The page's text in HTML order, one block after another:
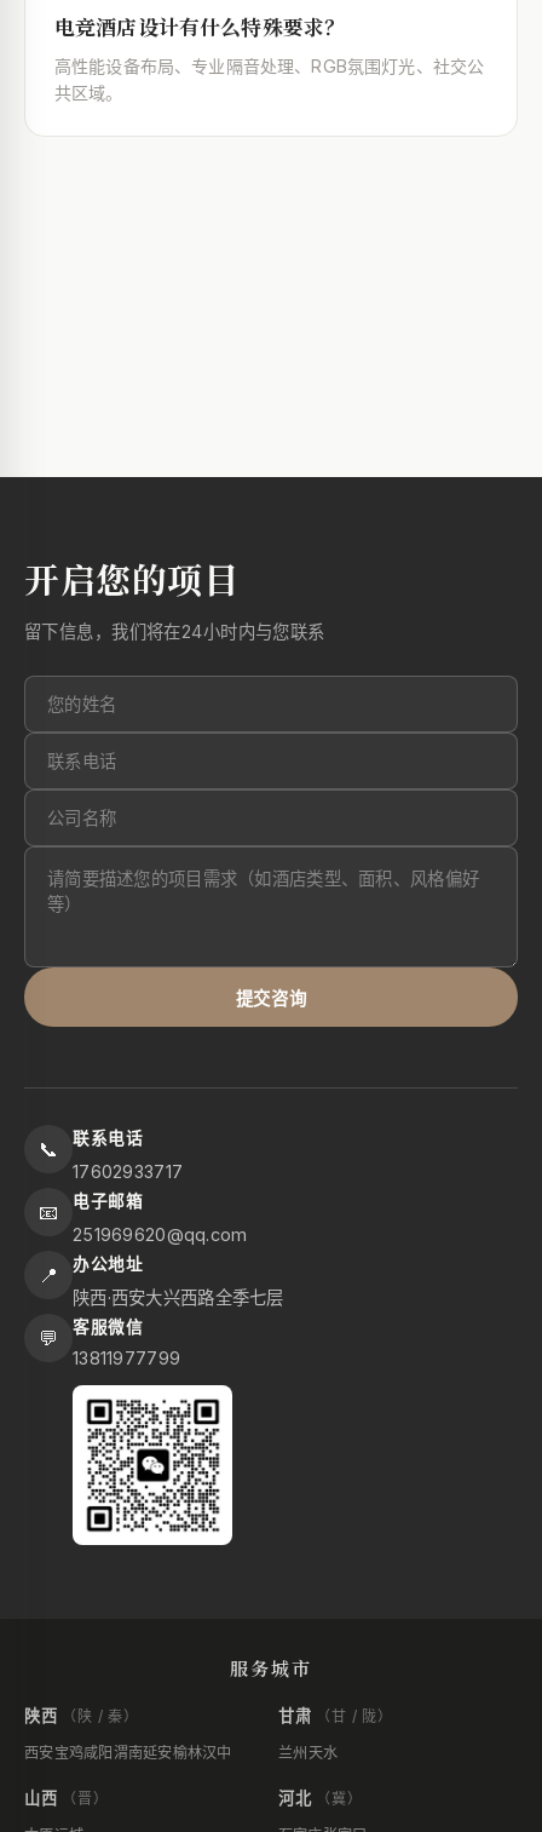
电竞酒店设计有什么特殊要求？
高性能设备布局、专业隔音处理、RGB氛围灯光、社交公
共区域。
开启您的项目
留下信息，我们将在24小时内与您联系
提交咨询
📞 联系电话
17602933717
📧 电子邮箱
251969620@qq.com
📍 办公地址
陕西·西安大兴西路全季七层
💬 客服微信
13811977799
服务城市
陕西
（陕 / 秦）
西安宝鸡咸阳 渭南延安榆林汉中
甘肃
（甘 / 陇）
兰州 天水
山西
（晋）
河北
（冀）